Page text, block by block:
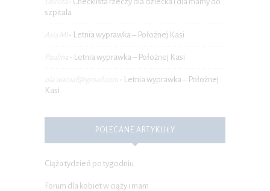
Dorota -
szpitala
Asia Mi - Letnia wyprawka – Położnej Kasi
Paulina - Letnia wyprawka – Położnej Kasi
ola.wacuaf@gmail.com -
Letnia wyprawka – Położnej
Kasi
POLECANE ARTYKUŁY
Ciąża tydzień po tygodniu
Forum dla kobiet w ciąży i mam